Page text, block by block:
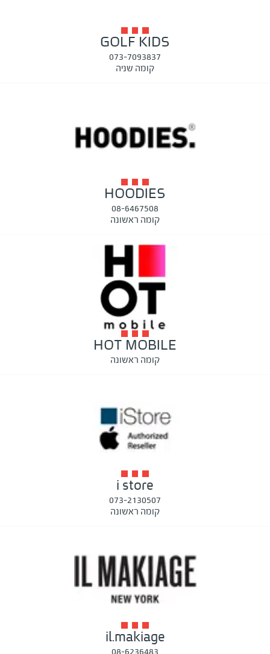
GOLF KIDS
073-7093837
קומה שניה
HOODIES
08-6467508
קומה ראשונה
HOT MOBILE
קומה ראשונה
i store
073-2130507
קומה ראשונה
il.makiage
08-6236483